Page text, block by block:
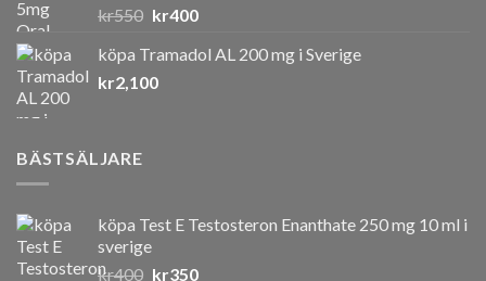
kr550 Det
priset
var:
kr400Det
priset
köpa Tramadol AL 200 mg i Sverige
kr2,100
BÄSTSÄLJARE
köpa Test E Testosteron Enanthate 250 mg 10 ml i
sverige
kr400 Det
kr350Det